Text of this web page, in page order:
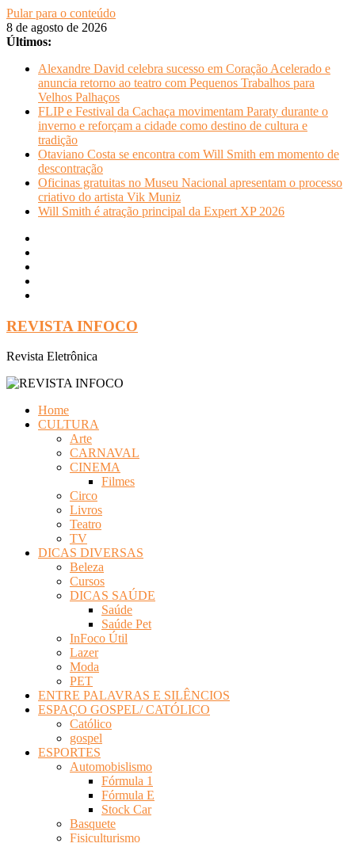
Pular para o conteúdo
8 de agosto de 2026
Últimos:
Alexandre David celebra sucesso em Coração Acelerado e
anuncia retorno ao teatro com Pequenos Trabalhos para
Velhos Palhaços
FLIP e Festival da Cachaça movimentam Paraty durante o
inverno e reforçam a cidade como destino de cultura e
tradição
Otaviano Costa se encontra com Will Smith em momento de
descontração
Oficinas gratuitas no Museu Nacional apresentam o processo
criativo do artista Vik Muniz
Will Smith é atração principal da Expert XP 2026
REVISTA INFOCO
Revista Eletrônica
Home
CULTURA
Arte
CARNAVAL
CINEMA
Filmes
Circo
Livros
Teatro
TV
DICAS DIVERSAS
Beleza
Cursos
DICAS SAÚDE
Saúde
Saúde Pet
InFoco Útil
Lazer
Moda
PET
ENTRE PALAVRAS E SILÊNCIOS
ESPAÇO GOSPEL/ CATÓLICO
Católico
gospel
ESPORTES
Automobislismo
Fórmula 1
Fórmula E
Stock Car
Basquete
Fisiculturismo